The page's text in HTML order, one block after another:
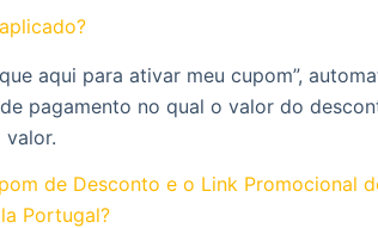
aqui para ativar meu cupom”,
pagamento no qual o valor do
valor.
de Desconto e o Link Promocional
Portugal?